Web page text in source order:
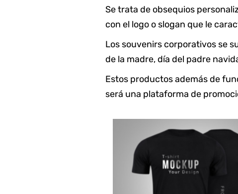
Se trata de obsequios
con el logo o slogan que le
Los souvenirs corporativos se
de la madre, día del padre
Estos productos además de
será una plataforma de